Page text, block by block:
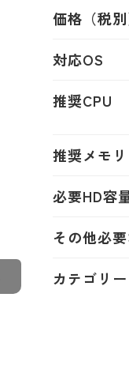
価格（税別
対応OS
推奨CPU
推奨メモリ
必要HD容
その他必
カテゴリー